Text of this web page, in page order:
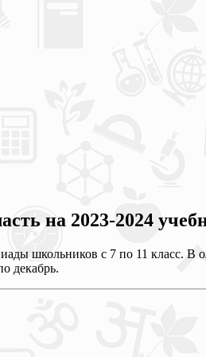
на 2023-2024
школьников с 7 по 11 класс. В
декабрь.